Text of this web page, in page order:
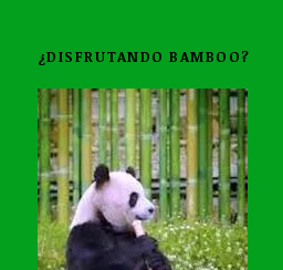
¿DISFRUTANDO BAMBOO?